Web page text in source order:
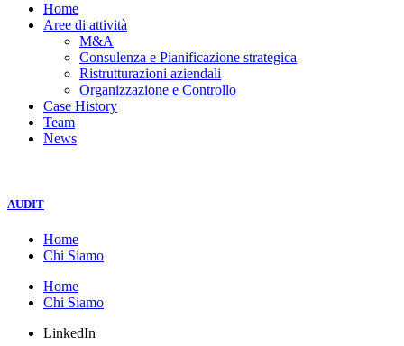
Home
Aree di attività
M&A
Consulenza e Pianificazione strategica
Ristrutturazioni aziendali
Organizzazione e Controllo
Case History
Team
News
AUDIT
Home
Chi Siamo
Home
Chi Siamo
LinkedIn